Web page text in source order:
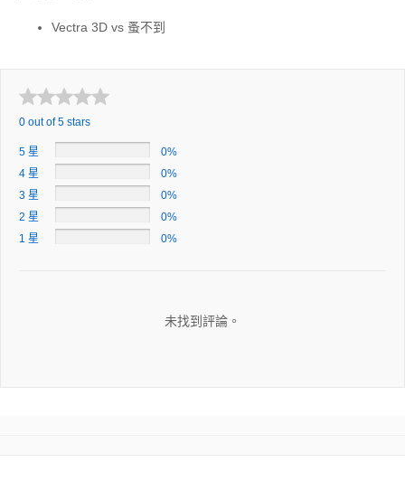
Vectra 3D vs 蚤不到
0 out of 5 stars
5 星
0%
4 星
0%
3 星
0%
2 星
0%
1 星
0%
未找到評論。